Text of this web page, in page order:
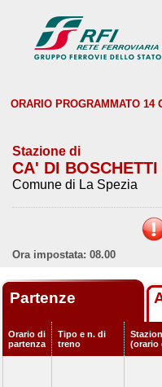
ORARIO PROGRAMMATO
Stazione di
CA' DI BOSCHETTI
Comune di La Spezia
Ora impostata: 08.00
Partenze
Orario di
partenza
Tipo e n. di
treno
(orario